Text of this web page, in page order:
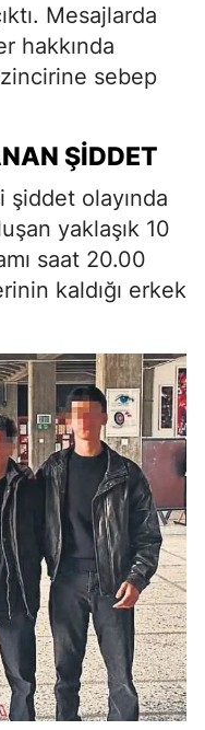
Mesajlarda
hakkında
sebep
ŞIDDET
şiddet olayında
yaklaşık 10
saat 20.00
kaldığı erkek